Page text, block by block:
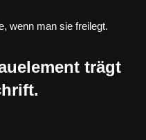
wenn man sie freilegt.
trägt